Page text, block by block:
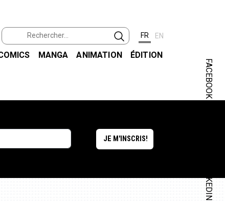
FR EN
MANGA ANIMATION ÉDITION
FACEBOOK
LINKEDIN